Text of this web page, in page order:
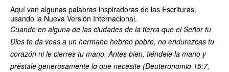
Aquí van algunas palabras inspiradoras de las Escrituras,
usando la Nueva Versión Internacional.
Cuando en alguna de las ciudades de la tierra que el Señor tu
Dios te da veas a un hermano hebreo pobre, no endurezcas tu
corazón ni le cierres tu mano. Antes bien, tiéndele la mano y
préstale generosamente lo que necesite (Deuteronomio 15:7,